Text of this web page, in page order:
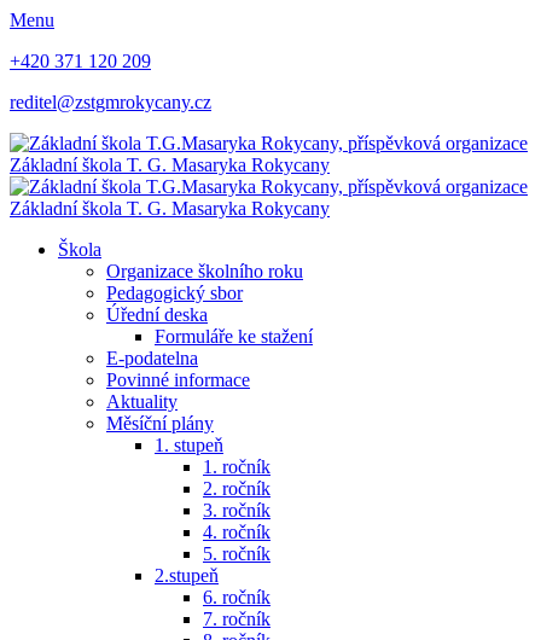
Menu
+420 371 120 209
reditel@zstgmrokycany.cz
Základní škola T. G. Masaryka Rokycany
Základní škola T. G. Masaryka Rokycany
Škola
Organizace školního roku
Pedagogický sbor
Úřední deska
Formuláře ke stažení
E-podatelna
Povinné informace
Aktuality
Měsíční plány
1. stupeň
1. ročník
2. ročník
3. ročník
4. ročník
5. ročník
2.stupeň
6. ročník
7. ročník